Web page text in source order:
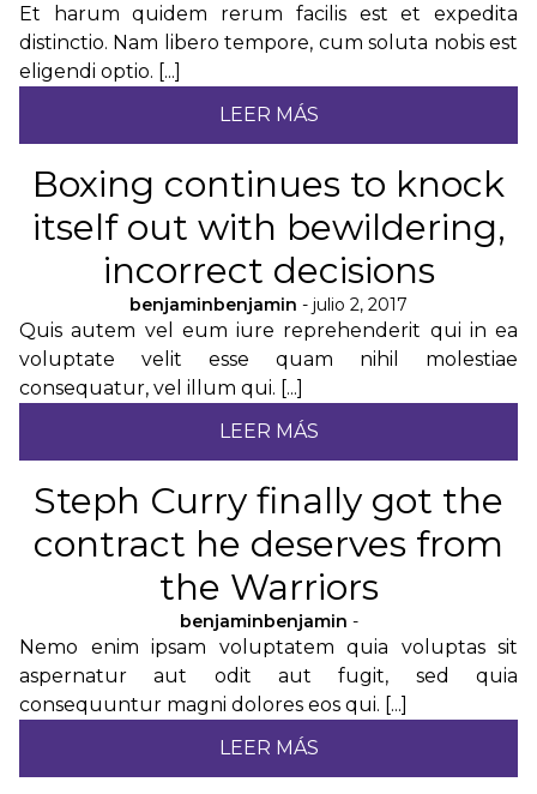
Et harum quidem rerum facilis est et expedita
distinctio. Nam libero tempore, cum soluta nobis est
eligendi optio. [...]
LEER MÁS
Boxing continues to knock
itself out with bewildering,
incorrect decisions
benjaminbenjamin - julio 2, 2017
Quis autem vel eum iure reprehenderit qui in ea
voluptate velit esse quam nihil molestiae
consequatur, vel illum qui. [...]
LEER MÁS
Steph Curry finally got the
contract he deserves from
the Warriors
benjaminbenjamin -
Nemo enim ipsam voluptatem quia voluptas sit
aspernatur aut odit aut fugit, sed quia
consequuntur magni dolores eos qui. [...]
LEER MÁS